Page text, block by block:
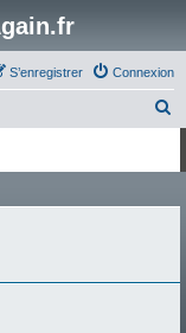
Connexion
S’enregistrer